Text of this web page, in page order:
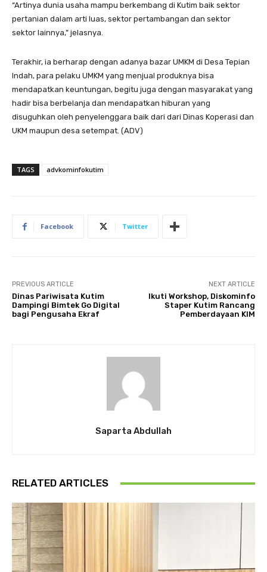
“Artinya dunia usaha mampu berkembang di Kutim baik sektor
pertanian dalam arti luas, sektor pertambangan dan sektor
sektor lainnya,” jelasnya.
Terakhir, ia berharap dengan adanya bazar UMKM di Desa Tepian
Indah, para pelaku UMKM yang menjual produknya bisa
mendapatkan keuntungan, begitu juga dengan masyarakat yang
hadir bisa berbelanja dan mendapatkan hiburan yang
disuguhkan oleh penyelenggara baik dari dari Dinas Koperasi dan
UKM maupun desa setempat. (ADV)
TAGS advkominfokutim
Facebook Twitter
PREVIOUS ARTICLE
Dinas Pariwisata Kutim
Dampingi Bimtek Go Digital
bagi Pengusaha Ekraf
NEXT ARTICLE
Ikuti Workshop, Diskominfo
Staper Kutim Rancang
Pemberdayaan KIM
Saparta Abdullah
RELATED ARTICLES